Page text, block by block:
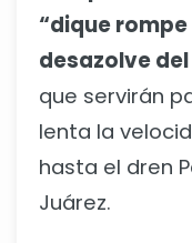
“dique
desazolve
que servirán
lenta la
hasta el dren
Juárez.